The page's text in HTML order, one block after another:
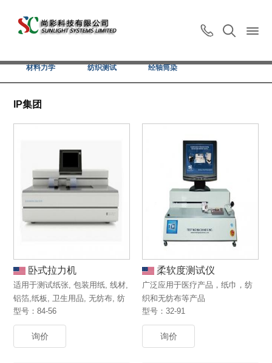
材料力学
纺织测试 经轴筒染
IP集团
卧式拉力机
适用于测试纸张, 包装用纸, 线材,
铝箔,纸板, 卫生用品, 无纺布, 纺
织品塑料片或者薄膜。
型号：84-56
询价
柔软度测试仪
广泛应用于医疗产品，纸巾，纺
织和无纺布等产品
型号：32-91
询价